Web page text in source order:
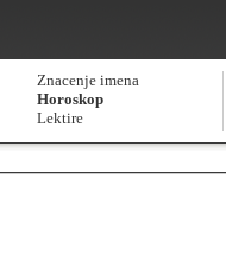
Znacenje imena
Horoskop
Lektire